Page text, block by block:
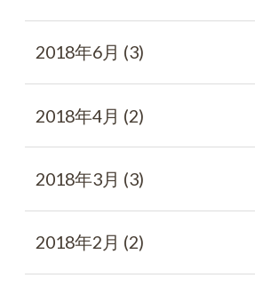
2018年6月 (3)
2018年4月 (2)
2018年3月 (3)
2018年2月 (2)